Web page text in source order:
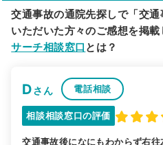
交通事故の通院先探しで「交
いただいた方々のご感想を掲
サーチ相談窓口 とは？
Dさん 電話相談
相談相談窓口の評価
交通事故後になにもわからず右